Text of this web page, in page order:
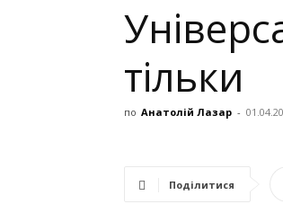
тільки
по Анатолій Лазар -
Поділитися